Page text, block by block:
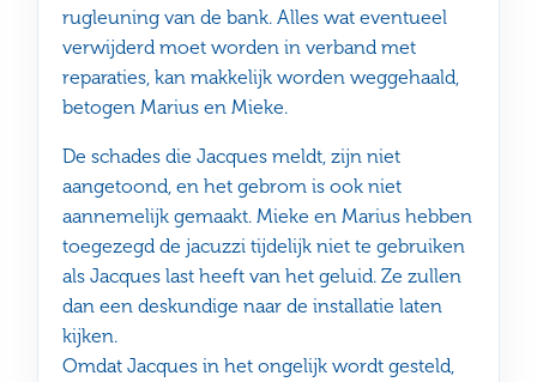
rugleuning van de bank. Alles wat eventueel
verwijderd moet worden in verband met
reparaties, kan makkelijk worden weggehaald,
betogen Marius en Mieke.
De schades die Jacques meldt, zijn niet
aangetoond, en het gebrom is ook niet
aannemelijk gemaakt. Mieke en Marius hebben
toegezegd de jacuzzi tijdelijk niet te gebruiken
als Jacques last heeft van het geluid. Ze zullen
dan een deskundige naar de installatie laten
kijken.
Omdat Jacques in het ongelijk wordt gesteld,